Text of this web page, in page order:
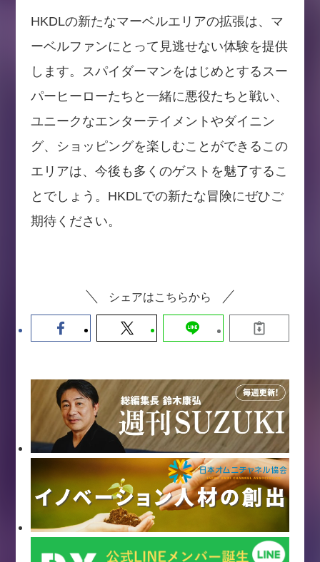
HKDLの新たなマーベルエリアの拡張は、マ
ーベルファンにとって見逃せない体験を提供
します。スパイダーマンをはじめとするスー
パーヒーローたちと一緒に悪役たちと戦い、
ユニークなエンターテイメントやダイニン
グ、ショッピングを楽しむことができるこの
エリアは、今後も多くのゲストを魅了するこ
とでしょう。HKDLでの新たな冒険にぜひご
期待ください。
シェアはこちらから